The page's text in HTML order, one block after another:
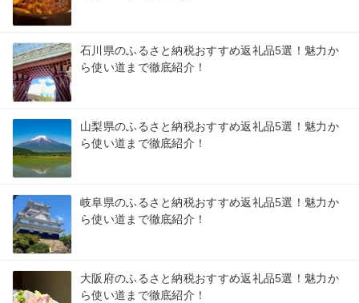
石川県のふるさと納税おすすめ返礼品5選！魅力か
ら使い道まで徹底紹介！
山梨県のふるさと納税おすすめ返礼品5選！魅力か
ら使い道まで徹底紹介！
岐阜県のふるさと納税おすすめ返礼品5選！魅力か
ら使い道まで徹底紹介！
大阪府のふるさと納税おすすめ返礼品5選！魅力か
ら使い道まで徹底紹介！